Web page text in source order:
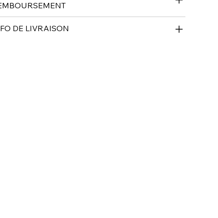
DE LIVRAISON